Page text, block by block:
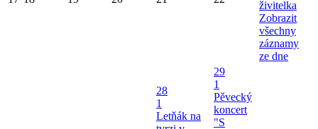
živitelka
Zobrazit
všechny
záznamy
ze dne
28
1
Letňák na
29
1
Pěvecký
koncert
"S